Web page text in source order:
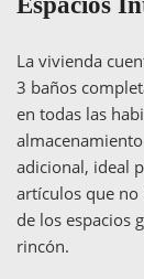
La vivienda
3 baños
en todas las
adicional, ideal
artículos que
de los espacios
rincón.